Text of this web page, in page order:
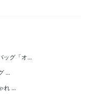
ッグ「オ...
...
れ ...